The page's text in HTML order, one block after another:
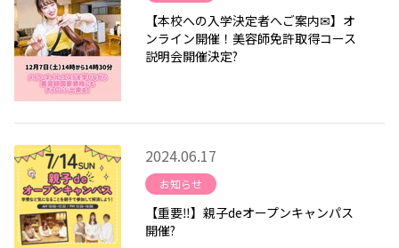
【本校への入学決定者へご案内✉】オ
ンライン開催！美容師免許取得コース
説明会開催決定?
2024.06.17
お知らせ
【重要‼】親子deオープンキャンパス
開催?